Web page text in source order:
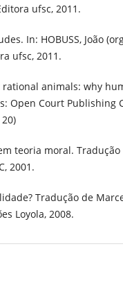
ufsc, 2011.
In: HOBUSS, João
ufsc, 2011.
rational animals: why
Open Court Publishing
teoria moral. Tradução
2001.
Tradução de
Loyola, 2008.